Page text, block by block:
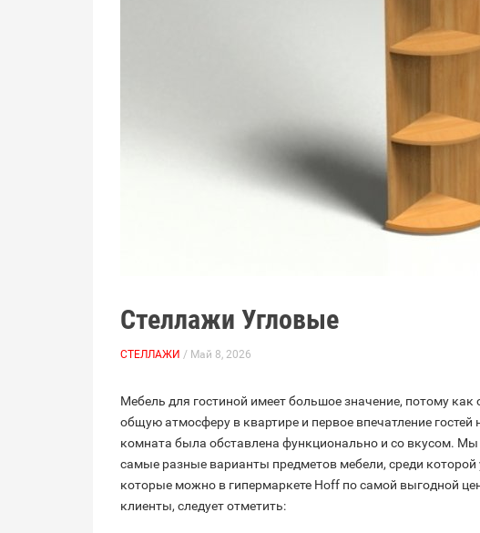
Стеллажи Угловые
СТЕЛЛАЖИ / Май 8, 2026
Мебель для гостиной имеет большое значение, потому
общую атмосферу в квартире и первое впечатление
комната была обставлена функционально и со вкусом.
самые разные варианты предметов мебели, среди которой
которые можно в гипермаркете Hoff по самой выгодной
клиенты, следует отметить: